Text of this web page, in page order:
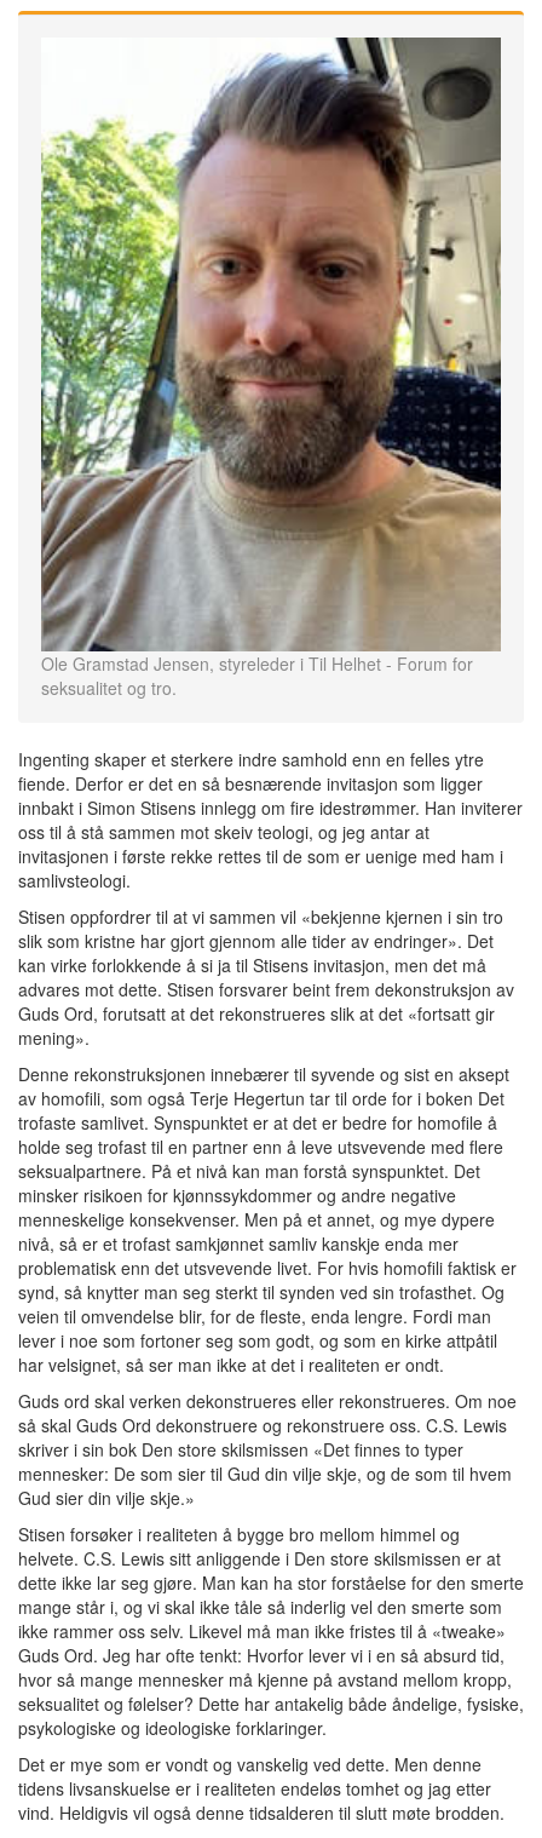
Ole Gramstad Jensen, styreleder i Til Helhet - Forum for
seksualitet og tro.
Ingenting skaper et sterkere indre samhold enn en felles ytre
fiende. Derfor er det en så besnærende invitasjon som ligger
innbakt i Simon Stisens innlegg om fire idestrømmer. Han inviterer
oss til å stå sammen mot skeiv teologi, og jeg antar at
invitasjonen i første rekke rettes til de som er uenige med ham i
samlivsteologi.
Stisen oppfordrer til at vi sammen vil «bekjenne kjernen i sin tro
slik som kristne har gjort gjennom alle tider av endringer». Det
kan virke forlokkende å si ja til Stisens invitasjon, men det må
advares mot dette. Stisen forsvarer beint frem dekonstruksjon av
Guds Ord, forutsatt at det rekonstrueres slik at det «fortsatt gir
mening».
Denne rekonstruksjonen innebærer til syvende og sist en aksept
av homofili, som også Terje Hegertun tar til orde for i boken Det
trofaste samlivet. Synspunktet er at det er bedre for homofile å
holde seg trofast til en partner enn å leve utsvevende med flere
seksualpartnere. På et nivå kan man forstå synspunktet. Det
minsker risikoen for kjønnssykdommer og andre negative
menneskelige konsekvenser. Men på et annet, og mye dypere
nivå, så er et trofast samkjønnet samliv kanskje enda mer
problematisk enn det utsvevende livet. For hvis homofili faktisk er
synd, så knytter man seg sterkt til synden ved sin trofasthet. Og
veien til omvendelse blir, for de fleste, enda lengre. Fordi man
lever i noe som fortoner seg som godt, og som en kirke attpåtil
har velsignet, så ser man ikke at det i realiteten er ondt.
Guds ord skal verken dekonstrueres eller rekonstrueres. Om noe
så skal Guds Ord dekonstruere og rekonstruere oss. C.S. Lewis
skriver i sin bok Den store skilsmissen «Det finnes to typer
mennesker: De som sier til Gud din vilje skje, og de som til hvem
Gud sier din vilje skje.»
Stisen forsøker i realiteten å bygge bro mellom himmel og
helvete. C.S. Lewis sitt anliggende i Den store skilsmissen er at
dette ikke lar seg gjøre. Man kan ha stor forståelse for den smerte
mange står i, og vi skal ikke tåle så inderlig vel den smerte som
ikke rammer oss selv. Likevel må man ikke fristes til å «tweake»
Guds Ord. Jeg har ofte tenkt: Hvorfor lever vi i en så absurd tid,
hvor så mange mennesker må kjenne på avstand mellom kropp,
seksualitet og følelser? Dette har antakelig både åndelige, fysiske,
psykologiske og ideologiske forklaringer.
Det er mye som er vondt og vanskelig ved dette. Men denne
tidens livsanskuelse er i realiteten endeløs tomhet og jag etter
vind. Heldigvis vil også denne tidsalderen til slutt møte brodden.